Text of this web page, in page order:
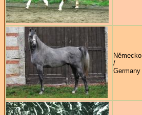
Německo
/
Germany